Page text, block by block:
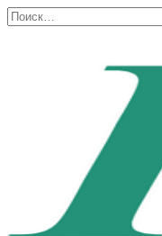
Перейти
к
Search
for: